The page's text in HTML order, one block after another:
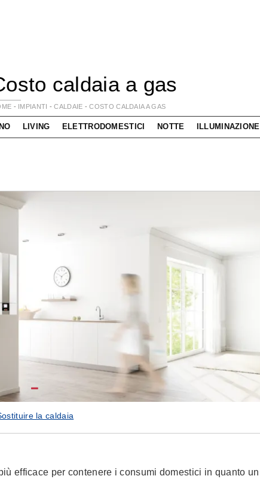
caldaia a gas
- IMPIANTI -CALDAIE -COSTO CALDAIA A GAS
LIVING ELETTRODOMESTICI NOTTE ILLUMINAZIONE
la caldaia
efficace per contenere i consumi domestici in quanto un
Le camerette realizzate pensando a te!